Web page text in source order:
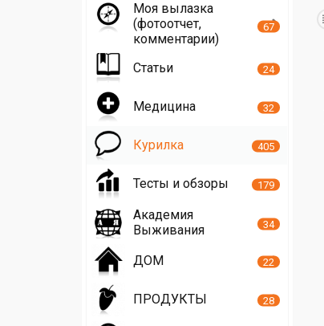
Моя вылазка
(фотоотчет,
комментарии)
67
Статьи 24
Медицина 32
Курилка 405
Тесты и обзоры 179
Академия
Выживания
34
ДОМ 22
ПРОДУКТЫ 28